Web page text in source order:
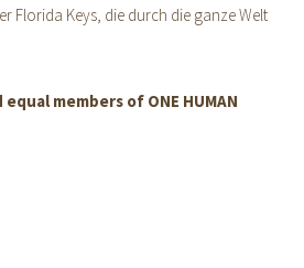
Florida Keys, die durch die ganze Welt
members of ONE HUMAN